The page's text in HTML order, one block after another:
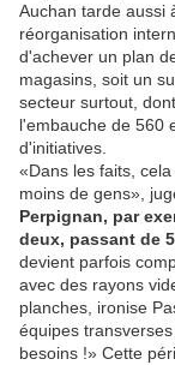
Auchan tarde aussi
réorganisation
d'achever un plan
magasins, soit un
secteur surtout,
l'embauche de 560
d'initiatives.
«Dans les faits,
moins de gens»,
Perpignan, par
deux, passant de
devient parfois
avec des rayons
planches, ironise
équipes
besoins !» Cette